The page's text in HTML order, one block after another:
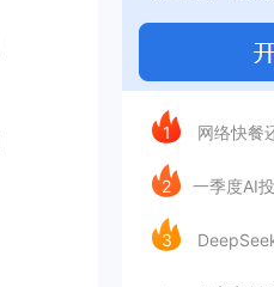
今日推荐
1 网络快餐还是
2 一季度AI投资
3 DeepSeek